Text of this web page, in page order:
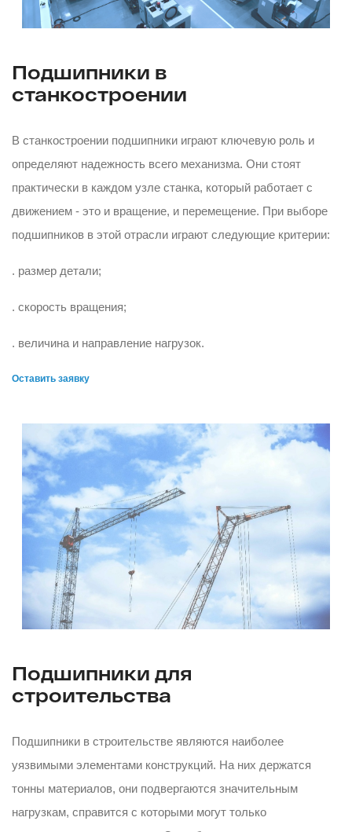
Подшипники в
станкостроении
В станкостроении подшипники играют ключевую роль и
определяют надежность всего механизма. Они стоят
практически в каждом узле станка, который работает с
движением - это и вращение, и перемещение. При выборе
подшипников в этой отрасли играют следующие критерии:
. размер детали;
. скорость вращения;
. величина и направление нагрузок.
Оставить заявку
Подшипники для
строительства
Подшипники в строительстве являются наиболее
уязвимыми элементами конструкций. На них держатся
тонны материалов, они подвергаются значительным
нагрузкам, справится с которыми могут только